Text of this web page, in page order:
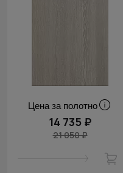
Цена за полотно
14 735 ₽
21 050 ₽